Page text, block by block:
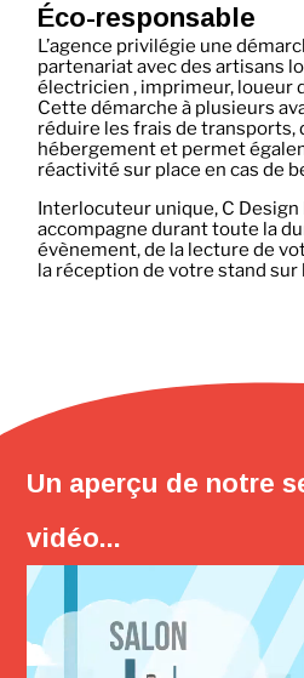
Éco-responsable
L’agence privilégie une
partenariat avec des artisans
électricien , imprimeur, loueur
Cette démarche à plusieurs
réduire les frais de transports,
hébergement et permet
réactivité sur place en cas de
Interlocuteur unique, C
accompagne durant toute la
évènement, de la lecture de
la réception de votre stand sur
Un aperçu de notre
vidéo...